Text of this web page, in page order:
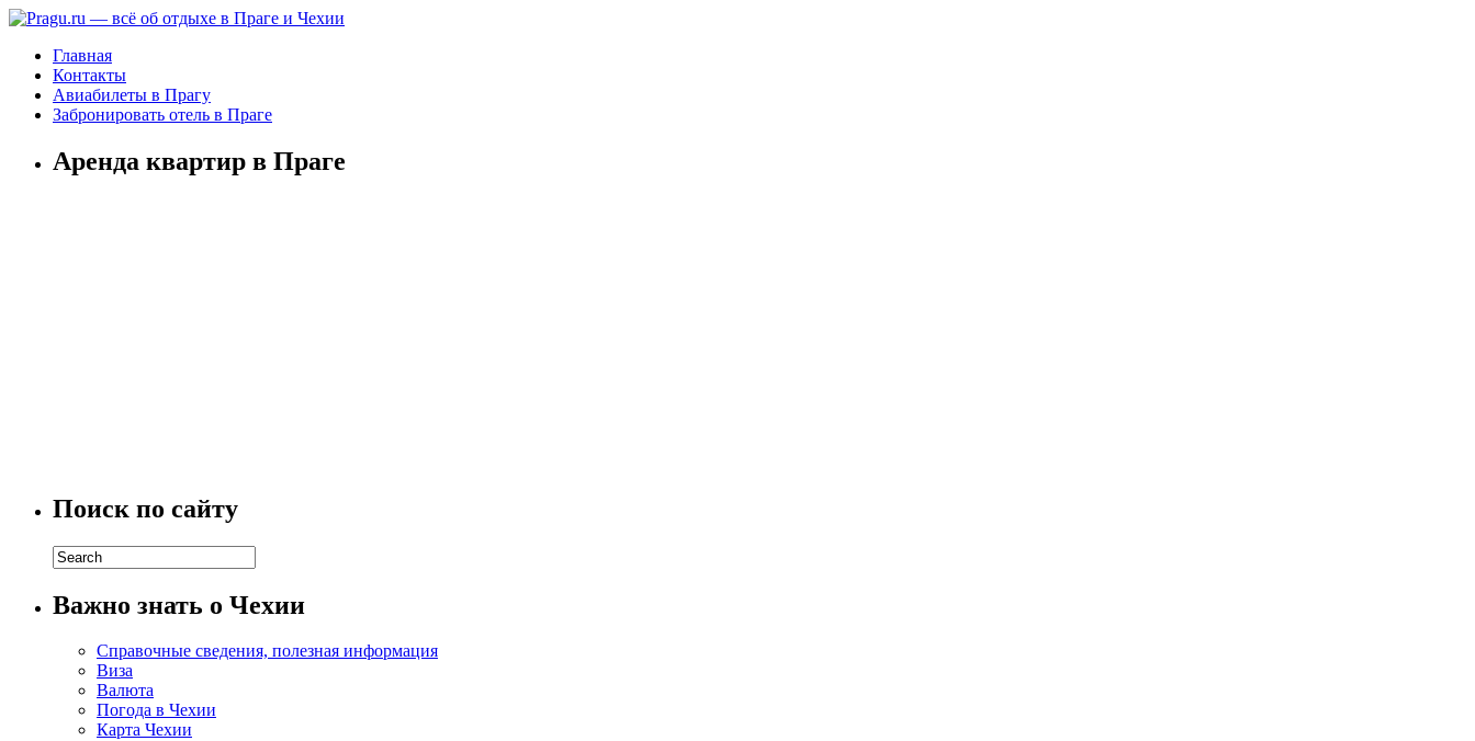
Главная
Контакты
Авиабилеты в Прагу
Забронировать отель в Праге
Аренда квартир в Праге
Поиск по сайту
Важно знать о Чехии
Справочные сведения, полезная информация
Виза
Валюта
Погода в Чехии
Карта Чехии